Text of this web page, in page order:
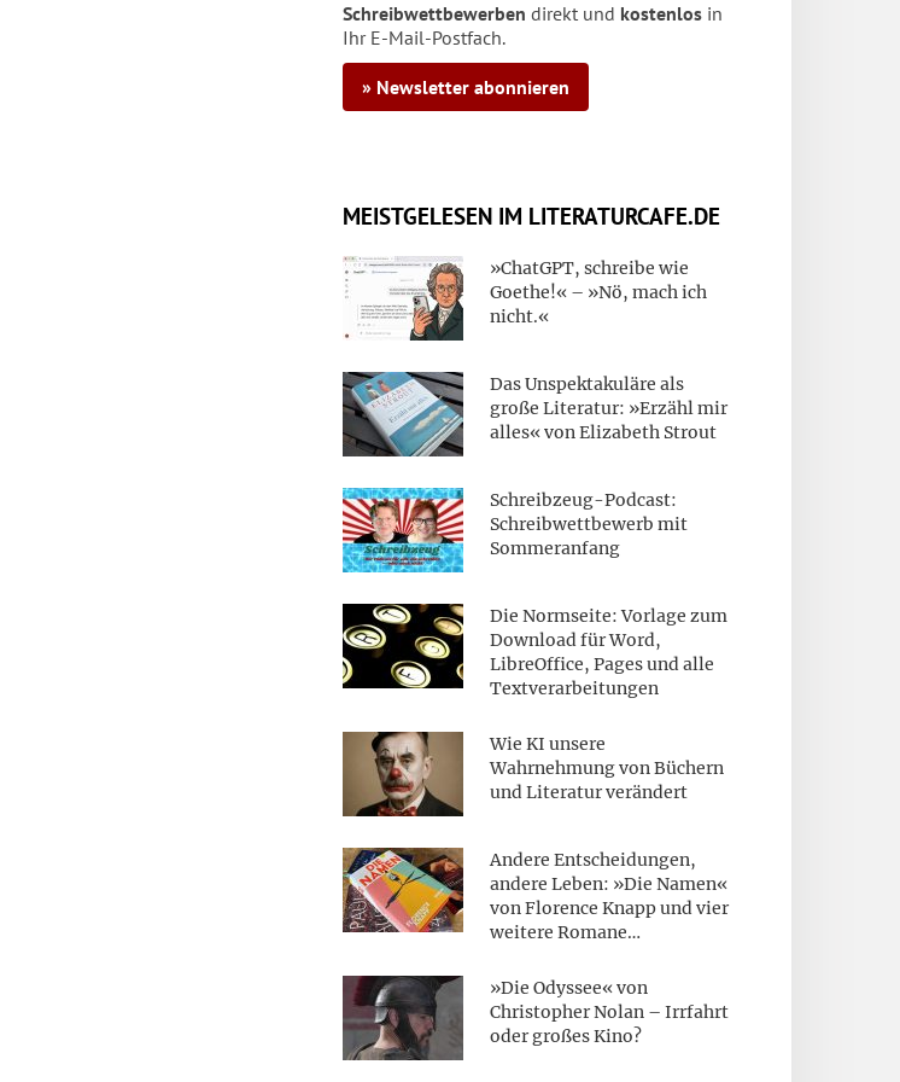
Schreibwettbewerben direkt und kostenlos in
Ihr E-Mail-Postfach.
» Newsletter abonnieren
MEISTGELESEN IM LITERATURCAFE.DE
»ChatGPT, schreibe wie
Goethe!« – »Nö, mach ich
nicht.«
Das Unspektakuläre als
große Literatur: »Erzähl mir
alles« von Elizabeth Strout
Schreibzeug-Podcast:
Schreibwettbewerb mit
Sommeranfang
Die Normseite: Vorlage zum
Download für Word,
LibreOffice, Pages und alle
Textverarbeitungen
Wie KI unsere
Wahrnehmung von Büchern
und Literatur verändert
Andere Entscheidungen,
andere Leben: »Die Namen«
von Florence Knapp und vier
weitere Romane…
»Die Odyssee« von
Christopher Nolan – Irrfahrt
oder großes Kino?